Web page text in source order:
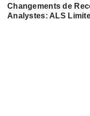
Changements de
Analystes: ALS